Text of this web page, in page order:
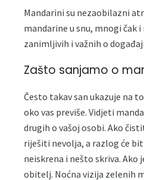
Mandarini su nezaobilazni
mandarine u snu, mnogi čak i
zanimljivih i važnih o
Zašto sanjamo o
Često takav san ukazuje na
oko vas previše. Vidjeti
drugih o vašoj osobi. Ako
riješiti nevolja, a razlog će
neiskrena i nešto skriva. Ako
obitelj. Noćna vizija zelenih